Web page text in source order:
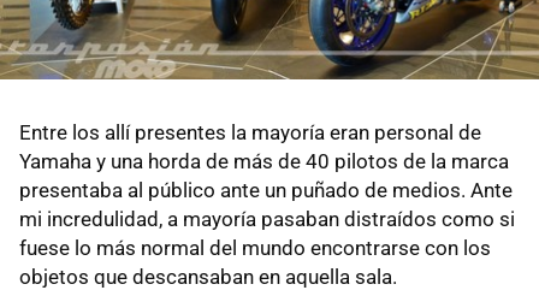
Entre los allí presentes la mayoría eran personal de
Yamaha y una horda de más de 40 pilotos de la marca
presentaba al público ante un puñado de medios. Ante
mi incredulidad, a mayoría pasaban distraídos como si
fuese lo más normal del mundo encontrarse con los
objetos que descansaban en aquella sala.